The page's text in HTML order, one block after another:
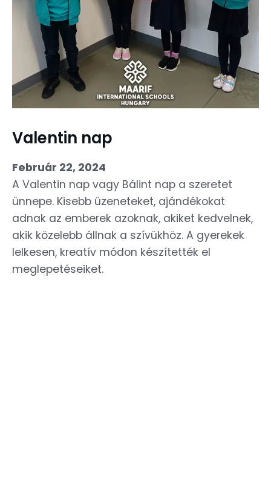
Valentin nap
Február 22, 2024
A Valentin nap vagy Bálint nap a szeretet
ünnepe. Kisebb üzeneteket, ajándékokat
adnak az emberek azoknak, akiket kedvelnek,
akik közelebb állnak a szívükhöz. A gyerekek
lelkesen, kreatív módon készítették el
meglepetéseiket.